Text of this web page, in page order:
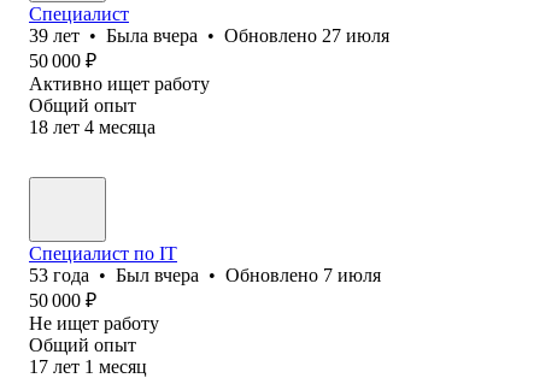
Специалист
39 лет • Была вчера • Обновлено 27 июля
50 000 ₽
Активно ищет работу
Общий опыт
18 лет 4 месяца
Специалист по IT
53 года • Был вчера • Обновлено 7 июля
50 000 ₽
Не ищет работу
Общий опыт
17 лет 1 месяц